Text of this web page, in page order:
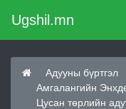
Ugshil.mn
Адууны бүртгэл
Амгалангийн
Цусан төрлийн